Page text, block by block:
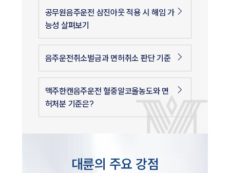
공무원음주운전 삼진아웃 적용 시 해임 가
능성 살펴보기
음주운전취소벌금과 면허취소 판단 기준
맥주한캔음주운전 혈중알코올농도와 면
허처분 기준은?
대륜의 주요 강점